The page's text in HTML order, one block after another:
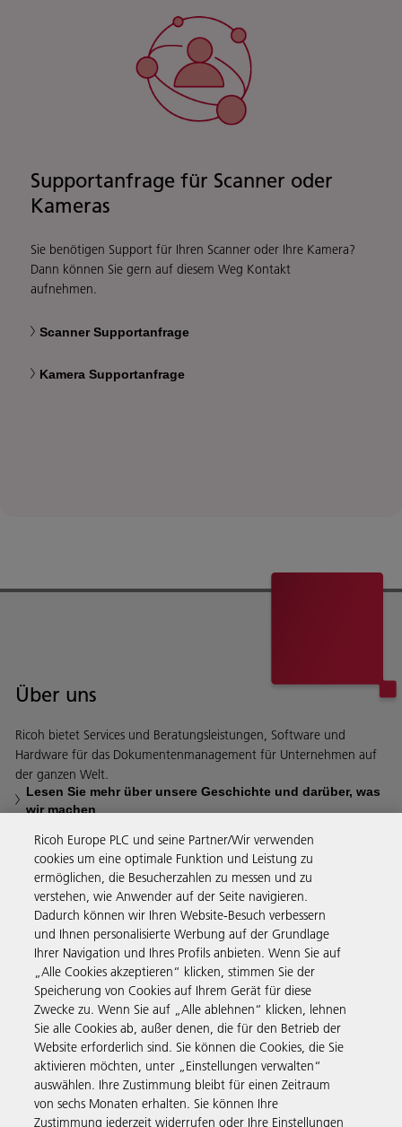
Supportanfrage für Scanner oder
Kameras
Sie benötigen Support für Ihren Scanner oder Ihre Kamera?
Dann können Sie gern auf diesem Weg Kontakt
aufnehmen.
Scanner Supportanfrage
Kamera Supportanfrage
Über uns
Ricoh bietet Services und Beratungsleistungen, Software und
Hardware für das Dokumentenmanagement für Unternehmen auf
der ganzen Welt.
Lesen Sie mehr über unsere Geschichte und darüber, was
wir machen
Business Solutions
Produkte & Services
Support & Kontakt
Weiterführende Informationen
Ricoh Europe PLC und seine Partner/Wir verwenden
cookies um eine optimale Funktion und Leistung zu
ermöglichen, die Besucherzahlen zu messen und zu
verstehen, wie Anwender auf der Seite navigieren.
Dadurch können wir Ihren Website-Besuch verbessern
und Ihnen personalisierte Werbung auf der Grundlage
Ihrer Navigation und Ihres Profils anbieten. Wenn Sie auf
„Alle Cookies akzeptieren“ klicken, stimmen Sie der
Speicherung von Cookies auf Ihrem Gerät für diese
Zwecke zu. Wenn Sie auf „Alle ablehnen“ klicken, lehnen
Sie alle Cookies ab, außer denen, die für den Betrieb der
Website erforderlich sind. Sie können die Cookies, die Sie
aktivieren möchten, unter „Einstellungen verwalten“
auswählen. Ihre Zustimmung bleibt für einen Zeitraum
von sechs Monaten erhalten. Sie können Ihre
Zustimmung jederzeit widerrufen oder Ihre Einstellungen